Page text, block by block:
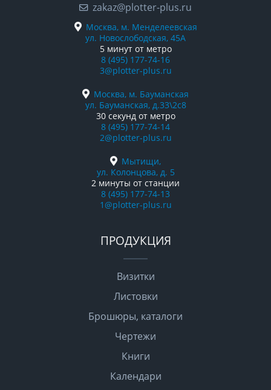
zakaz@plotter-plus.ru
Москва, м. Менделеевская
ул. Новослободская, 45А
5 минут от метро
8 (495) 177-74-16
3@plotter-plus.ru
Москва, м. Бауманская
ул. Бауманская, д.33\2с8
30 секунд от метро
8 (495) 177-74-14
2@plotter-plus.ru
Мытищи,
ул. Колонцова, д. 5
2 минуты от станции
8 (495) 177-74-13
1@plotter-plus.ru
ПРОДУКЦИЯ
Визитки
Листовки
Брошюры, каталоги
Чертежи
Книги
Календари